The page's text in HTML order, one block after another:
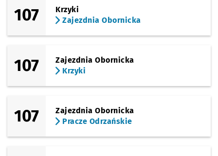
107
Krzyki
Zajezdnia Obornicka
107
Zajezdnia Obornicka
Krzyki
107
Zajezdnia Obornicka
Pracze Odrzańskie